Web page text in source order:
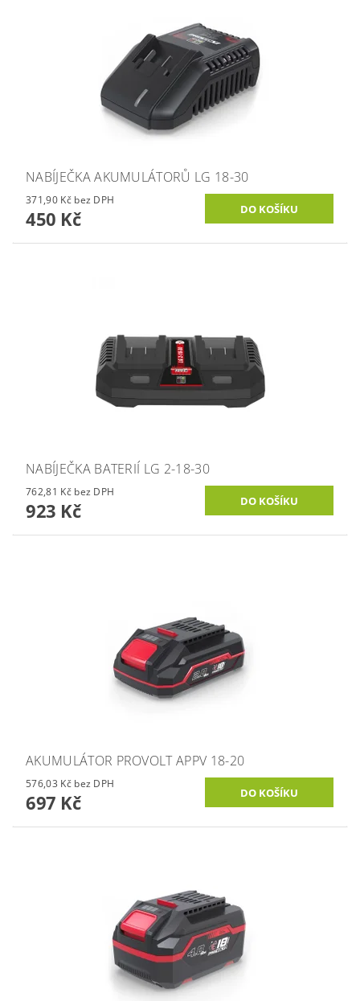
NABÍJEČKA AKUMULÁTORŮ LG 18-30
371,90 Kč bez DPH
450 Kč
NABÍJEČKA BATERIÍ LG 2-18-30
762,81 Kč bez DPH
923 Kč
AKUMULÁTOR PROVOLT APPV 18-20
576,03 Kč bez DPH
697 Kč